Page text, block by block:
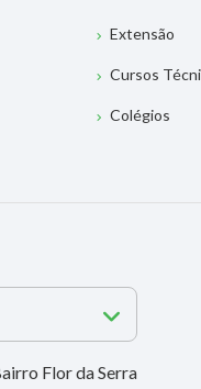
Extensão
Cursos
Colégios
Flor da Serra